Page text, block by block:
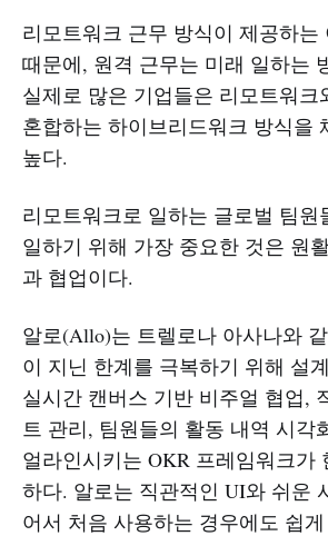
리모트워크 근무 방식이 제공하는
때문에, 원격 근무는 미래 일하는
실제로 많은 기업들은 리모트워크
혼합하는 하이브리드워크 방식을
높다.
리모트워크로 일하는 글로벌 팀원
일하기 위해 가장 중요한 것은 원
과 협업이다.
알로(Allo)는 트렐로나 아사나와
이 지닌 한계를 극복하기 위해 설
실시간 캔버스 기반 비주얼 협업,
트 관리, 팀원들의 활동 내역 시각
얼라인시키는 OKR 프레임워크가
하다. 알로는 직관적인 UI와 쉬운
어서 처음 사용하는 경우에도 쉽